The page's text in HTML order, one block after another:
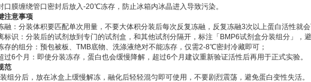
口膜缠绕管口密封后放入-20℃冻存，防止冰箱内冰晶进入导致污染。
注意事项
融‌：分装体积要匹配单次用量，不要大体积分装后每次反复冻融，反复冻融3次以上蛋白活性就会
标识‌：分装后的试剂放到专门的试剂盒，和其他试剂分隔开，标注「BMP6试剂盒分装组分」，避
存的组分‌：预包被板、TMB底物、洗涤液绝对不能冻存，仅需2-8℃密封冷藏即可；
过6个月‌：即使分装冻存，蛋白也会缓慢降解，超过6个月建议重新验证活性后再用于正式实验。
范
组分后，放在冰盒上缓慢解冻，融化后轻轻混匀即可使用，不要剧烈震荡，避免蛋白变性失活。